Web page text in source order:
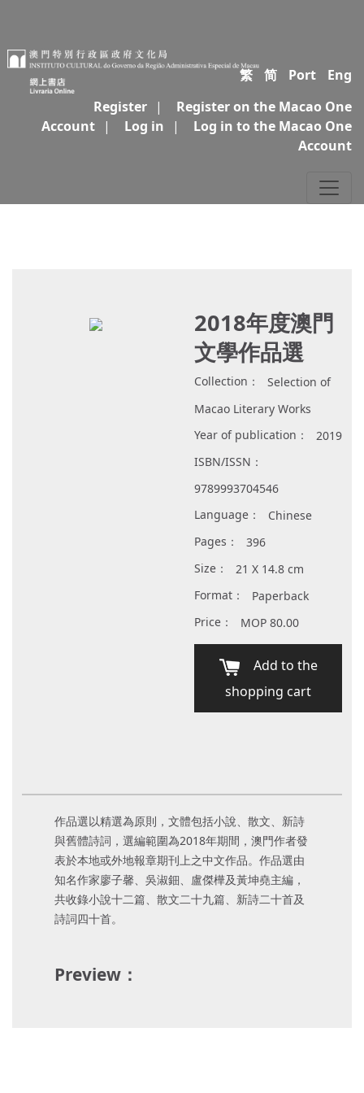
繁 简 Port
Eng
Register
|
Register on the Macao One
Account
| Log in |
Log in to the Macao One
Account
2018年度澳門
文學作品選
Collection：
Selection of
Macao Literary Works
Year of publication：
2019
ISBN/ISSN：
9789993704546
Language：
Chinese
Pages：
396
Size：
21 X 14.8 cm
Format：
Paperback
Price：
MOP 80.00
Add to the
shopping cart
作品選以精選為原則，文體包括小說、散文、新詩
與舊體詩詞，選編範圍為2018年期間，澳門作者發
表於本地或外地報章期刊上之中文作品。作品選由
知名作家廖子馨、吳淑鈿、盧傑樺及黃坤堯主編，
共收錄小說十二篇、散文二十九篇、新詩二十首及
詩詞四十首。
Preview：